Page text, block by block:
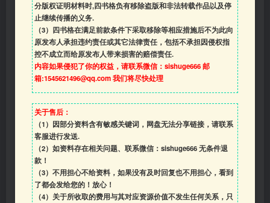
分版权证明材料时,四书格负有移除盗版和非法转载作品以及停
止继续传播的义务.
（3）四书格在满足前款条件下采取移除等相应措施后不为此向
原发布人承担违约责任或其它法律责任，包括不承担因侵权指
控不成立而给原发布人带来损害的赔偿责任.
内容如果侵犯了你的权益，请联系微信：sishuge666 邮
箱:1545621496@qq.com 我们将尽快处理
关于售后：
（1）因部分资料含有敏感关键词，网盘无法分享链接，请联系
客服进行发送.
（2）如资料存在相关问题、联系微信：sishuge666 无条件退
款！
（3） 不用担心不给资料，如果没有及时回复也不用担心，看到
了都会发给您的！放心！
（4） 关于所收取的费用与其对应资源价值不发生任何关系，只